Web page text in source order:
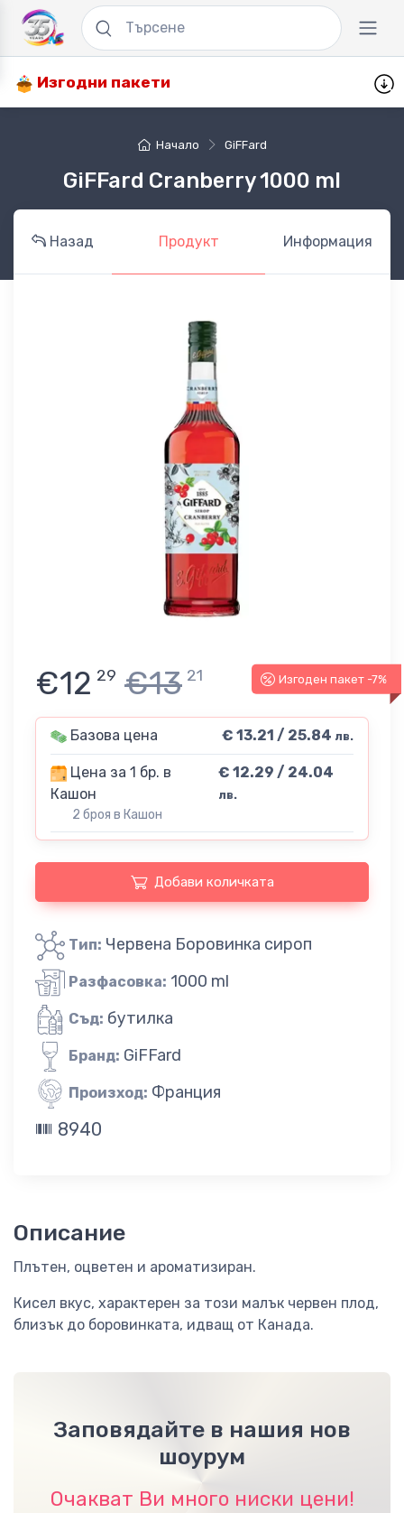
Изгодни пакети
Начало GiFFard
GiFFard Cranberry 1000 ml
Назад Продукт Информация
Изгоден пакет -7%
€12 29 €13 21
Базова цена € 13.21 / 25.84 лв.
Цена за 1 бр. в
Кашон
2 броя в Кашон
€ 12.29 / 24.04
лв.
Добави количката
Тип: Червена Боровинка сироп
Разфасовка: 1000 ml
Съд: бутилка
Бранд: GiFFard
Произход: Франция
8940
Описание
Плътен, оцветен и ароматизиран.
Кисел вкус, характерен за този малък червен плод,
близък до боровинката, идващ от Канада.
Заповядайте в нашия нов
шоурум
Очакват Ви много ниски цени!